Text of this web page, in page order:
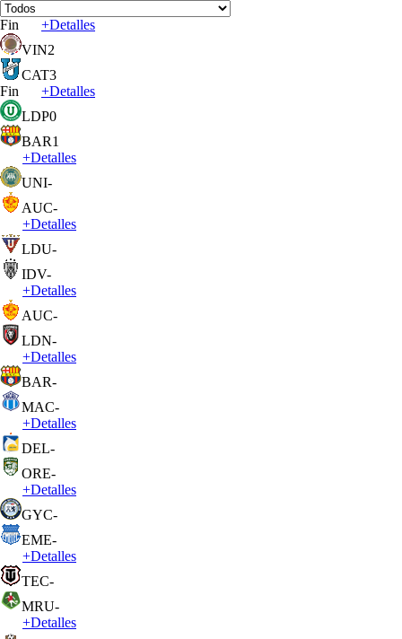
Fin +Detalles
VIN2
CAT3
Fin
+Detalles
LDP0
BAR1
+Detalles
UNI-
AUC-
+Detalles
LDU-
IDV-
+Detalles
AUC-
LDN-
+Detalles
BAR-
MAC-
+Detalles
DEL-
ORE-
+Detalles
GYC-
EME-
+Detalles
TEC-
MRU-
+Detalles